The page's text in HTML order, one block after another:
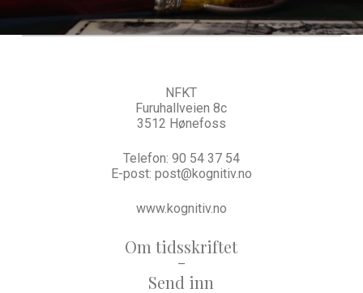
Om tidsskriftet
–
Send inn
NFKT
Furuhallveien 8c
3512 Hønefoss
Telefon: 90 54 37 54
E-post: post@kognitiv.no
www.kognitiv.no